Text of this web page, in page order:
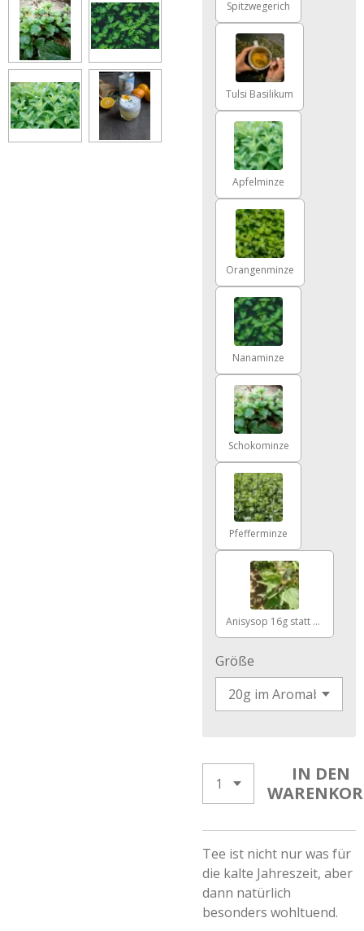
Spitzwegerich
Tulsi Basilikum
Apfelminze
Orangenminze
Nanaminze
Schokominze
Pfefferminze
Anisysop 16g statt 20g!
Größe
IN DEN
Tee ist nicht nur was für
die kalte Jahreszeit, aber
dann natürlich
besonders wohltuend.